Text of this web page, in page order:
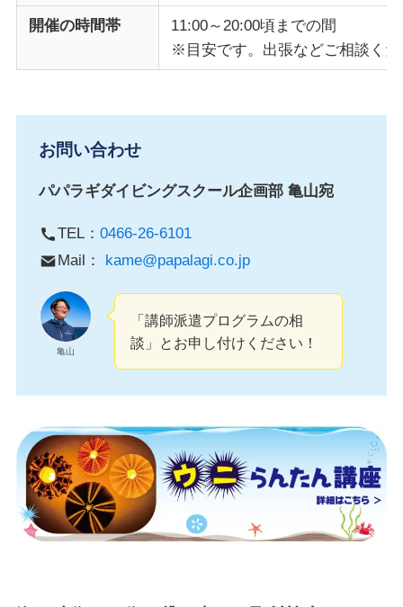
開催の時間帯
11:00～20:00頃までの間
※目安です。出張などご相談くだ
お問い合わせ
パパラギダイビングスクール企画部 亀山宛
TEL： 0466-26-6101
Mail：
kame@papalagi.co.jp
亀山
「講師派遣プログラムの相
談」とお申し付けください！